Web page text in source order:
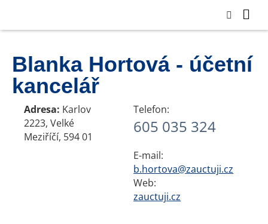
Blanka Hortová - účetní
kancelář
Adresa: Karlov
2223, Velké
Meziříčí, 594 01
Telefon:
605 035 324
E-mail:
b.hortova@zauctuji.cz
Web:
zauctuji.cz